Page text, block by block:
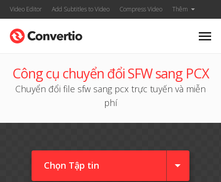
Video Editor Add Subtitles to Video Compress Video Thêm
Công cụ chuyển đổi SFW sang PCX
Chuyển đổi file sfw sang pcx trực tuyến và miễn
phí
Chọn Tập tin